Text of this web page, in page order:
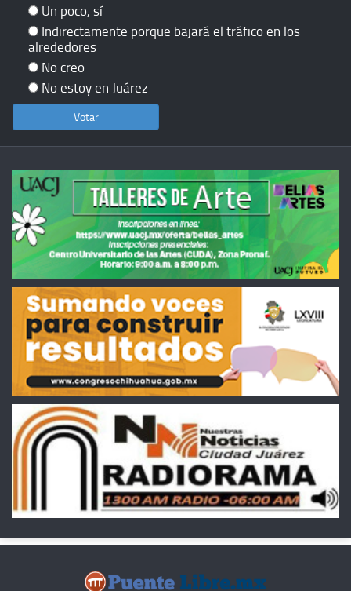
Un poco, sí
Indirectamente porque bajará el tráfico en los
alrededores
No creo
No estoy en Juárez